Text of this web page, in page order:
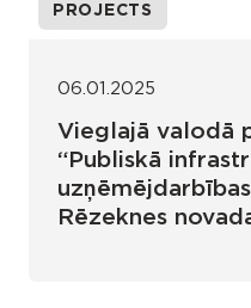
PROJECTS
06.01.2025
Vieglajā valodā
“Publiskā
Rēzeknes